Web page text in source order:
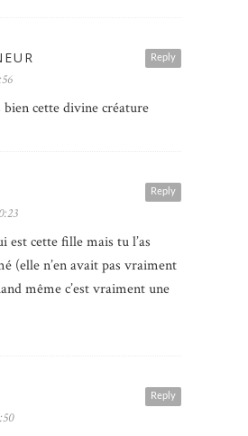
Reply
cette divine créature
Reply
est cette fille mais tu l’as
(elle n’en avait pas vraiment
même c’est vraiment une
Reply